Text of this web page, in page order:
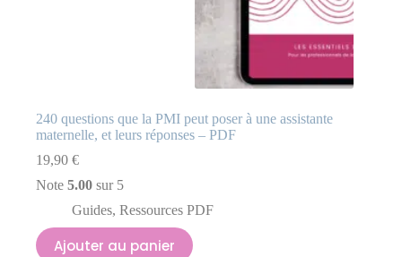
240 questions que la PMI peut poser à une assistante
maternelle, et leurs réponses – PDF
19,90 €
Note 5.00 sur 5
Guides, Ressources PDF
Ajouter au panier